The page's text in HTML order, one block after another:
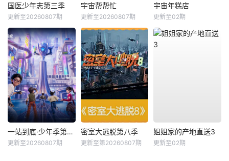
国医少年志第三季
更新至20260807期
宇宙帮帮忙
更新至20260807期
宇宙年糕店
更新至02期
一站到底·少年季第2季
更新至20260807期
密室大逃脱第八季
更新至第20260807期
姐姐家的产地直送3
更新至02期